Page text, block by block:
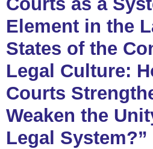
Element in the
States of the
Legal Culture:
Courts
Weaken the
Legal System?”